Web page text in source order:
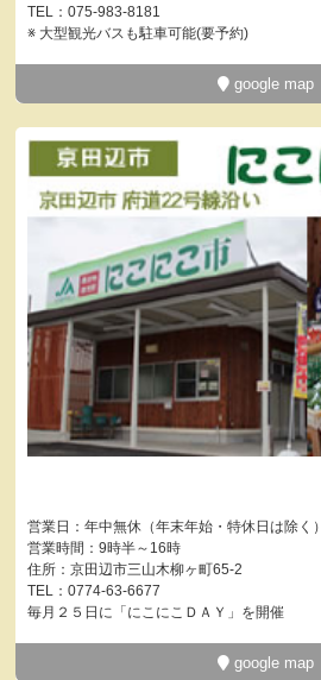
TEL：075-983-8181
※ 大型観光バスも駐車可能(要予約)
google map
営業日：年中無休（年末年始・特休日は除く）
営業時間：9時半～16時
住所：京田辺市三山木柳ヶ町65-2
TEL：0774-63-6677
毎月２５日に「にこにこＤＡＹ」を開催
google map